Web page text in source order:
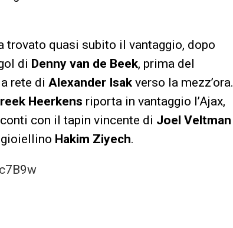
trovato quasi subito il vantaggio, dopo
di Denny van de Beek, prima del
rete di Alexander Isak verso la mezz’ora.
Heerkens riporta in vantaggio l’Ajax,
con il tapin vincente di Joel Veltman
Hakim Ziyech.